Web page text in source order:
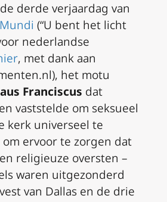
derde verjaardag van
(“U bent het licht
nederlandse
, met dank aan
), het motu
Franciscus dat
vaststelde om seksueel
kerk universeel te
ervoor te zorgen dat
religieuze oversten –
waren uitgezonderd
van Dallas en de drie